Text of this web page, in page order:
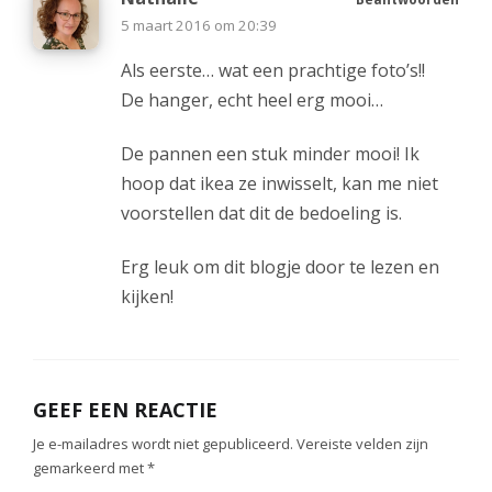
5 maart 2016 om 20:39
Als eerste… wat een prachtige foto’s!!
De hanger, echt heel erg mooi…
De pannen een stuk minder mooi! Ik
hoop dat ikea ze inwisselt, kan me niet
voorstellen dat dit de bedoeling is.
Erg leuk om dit blogje door te lezen en
kijken!
GEEF EEN REACTIE
Je e-mailadres wordt niet gepubliceerd. Vereiste velden zijn
gemarkeerd met*